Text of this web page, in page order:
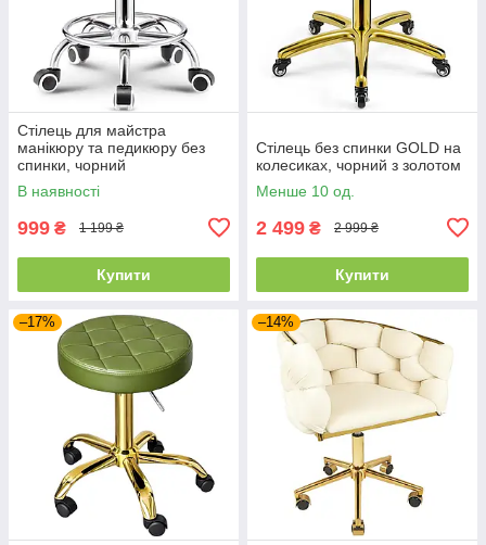
Стілець для майстра
манікюру та педикюру без
спинки, чорний
В наявності
999 ₴ 1 199 ₴
Купити
Стілець без спинки GOLD на
колесиках, чорний з золотом
Менше 10 од.
2 499 ₴ 2 999 ₴
Купити
–17% –14%